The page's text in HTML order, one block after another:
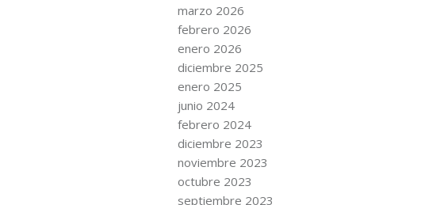
marzo 2026
febrero 2026
enero 2026
diciembre 2025
enero 2025
junio 2024
febrero 2024
diciembre 2023
noviembre 2023
octubre 2023
septiembre 2023